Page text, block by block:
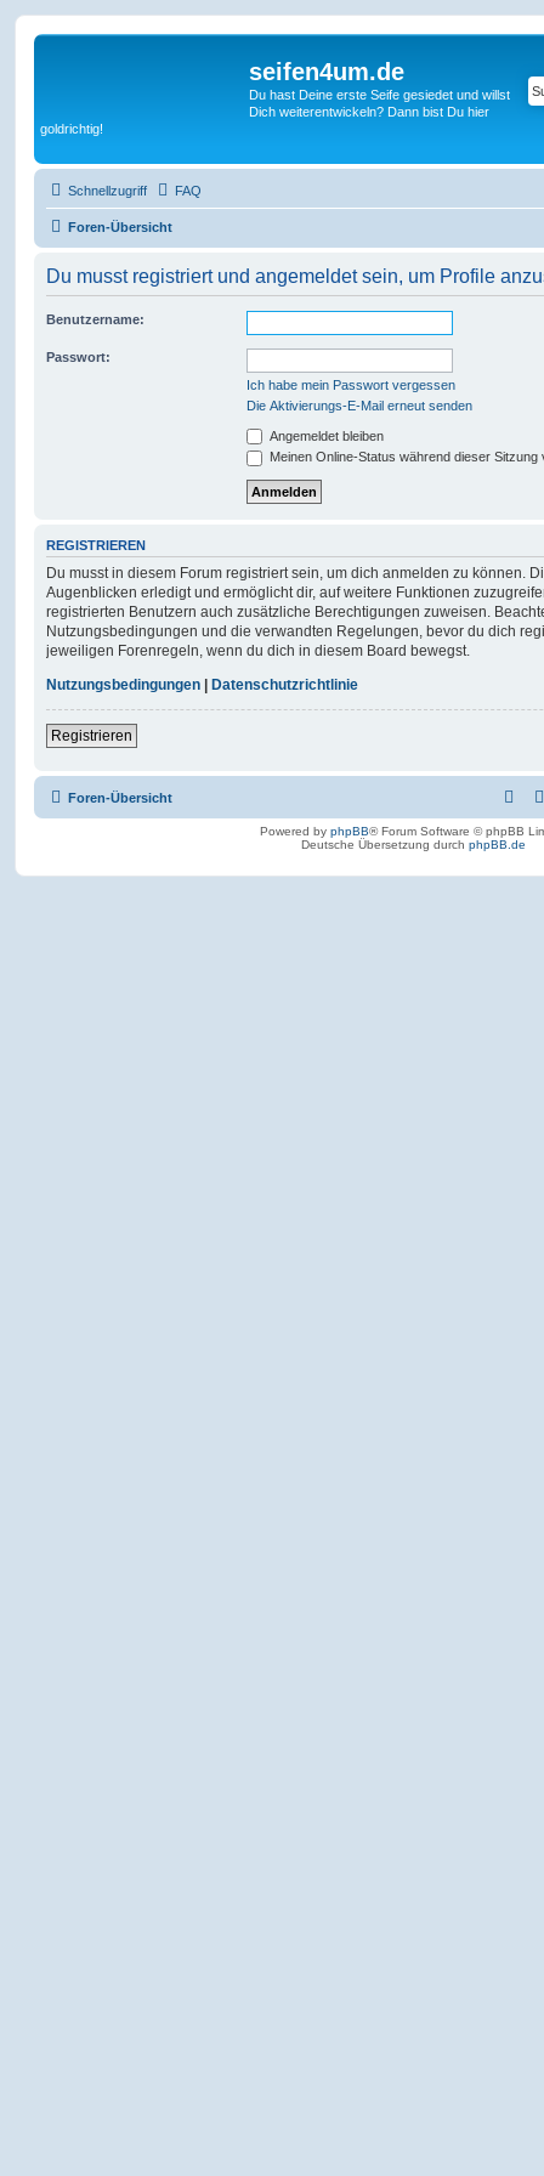
seifen4um.de
Du hast Deine erste Seife gesiedet und willst
Dich weiterentwickeln? Dann bist Du hier
goldrichtig!
Schnellzugriff FAQ
Foren-Übersicht
Du musst registriert und angemeldet sein, um Profile
Benutzername:
Passwort:
Ich habe mein Passwort vergessen
Die Aktivierungs-E-Mail erneut senden
Angemeldet bleiben
Meinen Online-Status während dieser Sitzung
REGISTRIEREN
Du musst in diesem Forum registriert sein, um dich anmelden zu können.
Augenblicken erledigt und ermöglicht dir, auf weitere Funktionen
registrierten Benutzern auch zusätzliche Berechtigungen zuweisen.
Nutzungsbedingungen und die verwandten Regelungen, bevor du dich
jeweiligen Forenregeln, wenn du dich in diesem Board bewegst.
Nutzungsbedingungen
Datenschutzrichtlinie
Registrieren
Foren-Übersicht
Powered by phpBB® Forum Software © phpBB
Deutsche Übersetzung durch phpBB.de